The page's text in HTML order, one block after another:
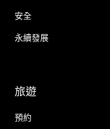
安全
永續發展
旅遊
預約